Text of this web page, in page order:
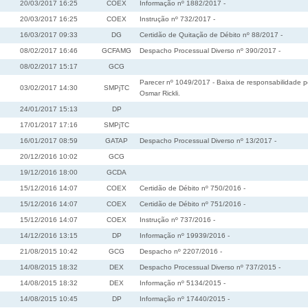
20/03/2017 16:25 COEX Informação nº 1882/2017 -
20/03/2017 16:25 COEX Instrução nº 732/2017 -
16/03/2017 09:33 DG Certidão de Quitação de Débito nº 88/2017 -
08/02/2017 16:46 GCFAMG Despacho Processual Diverso nº 390/2017 -
08/02/2017 15:17 GCG
03/02/2017 14:30 SMPjTC
Parecer nº 1049/2017 - Baixa de responsabilidade
Osmar Rickli.
24/01/2017 15:13 DP
17/01/2017 17:16 SMPjTC
16/01/2017 08:59 GATAP Despacho Processual Diverso nº 13/2017 -
20/12/2016 10:02 GCG
19/12/2016 18:00 GCDA
15/12/2016 14:07 COEX Certidão de Débito nº 750/2016 -
15/12/2016 14:07 COEX Certidão de Débito nº 751/2016 -
15/12/2016 14:07 COEX Instrução nº 737/2016 -
14/12/2016 13:15 DP Informação nº 19939/2016 -
21/08/2015 10:42 GCG Despacho nº 2207/2016 -
14/08/2015 18:32 DEX Despacho Processual Diverso nº 737/2015 -
14/08/2015 18:32 DEX Informação nº 5134/2015 -
14/08/2015 10:45 DP Informação nº 17440/2015 -